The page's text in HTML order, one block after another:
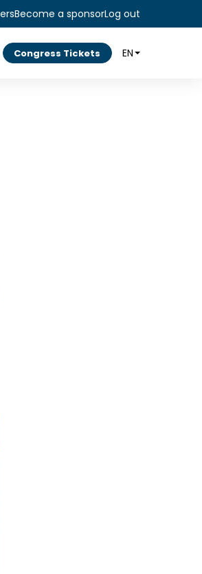
Become a sponsorLog out
Congress Tickets EN